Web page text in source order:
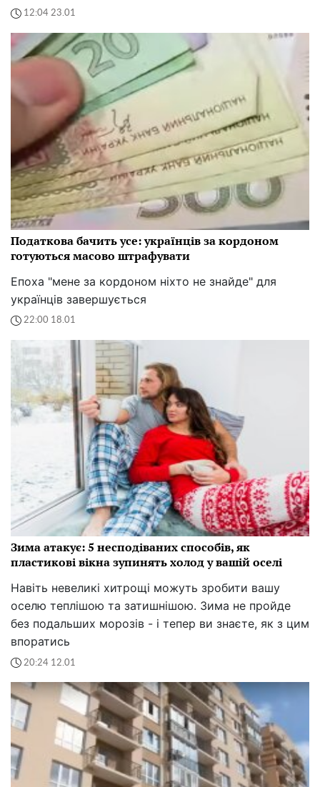
12:04 23.01
Податкова бачить усе: українців за кордоном
готуються масово штрафувати
Епоха "мене за кордоном ніхто не знайде" для
українців завершується
22:00 18.01
Зима атакує: 5 несподіваних способів, як
пластикові вікна зупинять холод у вашій оселі
Навіть невеликі хитрощі можуть зробити вашу
оселю теплішою та затишнішою. Зима не пройде
без подальших морозів - і тепер ви знаєте, як з цим
впоратись
20:24 12.01